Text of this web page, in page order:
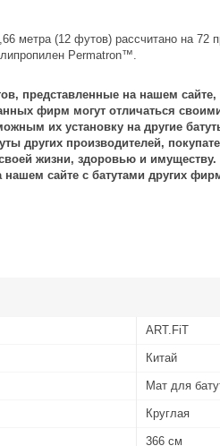
метра (12 футов) рассчитано на 72
Permatron™.
представленные на нашем
фирм могут отличаться
их установку на другие
других производителей,
жизни, здоровью и имуществу.
сайте с батутами других
ART.FiT
Китай
Мат для
Круглая
366 см